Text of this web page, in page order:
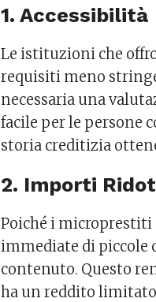
1. Accessibilità
Le istituzioni che
requisiti meno
necessaria una
facile per le persone
storia creditizia
2. Importi
Poiché i microprestiti
immediate di piccole
contenuto. Questo
ha un reddito